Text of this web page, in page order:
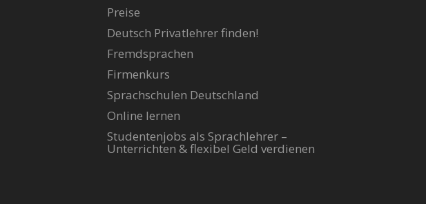
Preise
Deutsch Privatlehrer finden!
Fremdsprachen
Firmenkurs
Sprachschulen Deutschland
Online lernen
Studentenjobs als Sprachlehrer –
Unterrichten & flexibel Geld verdienen